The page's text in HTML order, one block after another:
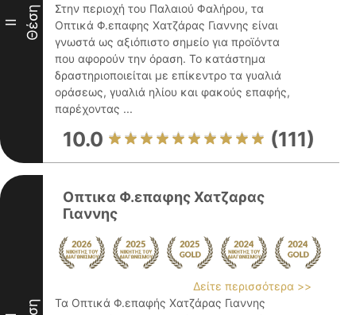
II Θέση
Στην περιοχή του Παλαιού Φαλήρου, τα
Οπτικά Φ.επαφης Χατζάρας Γιαννης είναι
γνωστά ως αξιόπιστο σημείο για προϊόντα
που αφορούν την όραση. Το κατάστημα
δραστηριοποιείται με επίκεντρο τα γυαλιά
οράσεως, γυαλιά ηλίου και φακούς επαφής,
παρέχοντας ...
10.0 (111)
Οπτικα Φ.επαφης Χατζαρας
Γιαννης
Δείτε περισσότερα >>
Τα Οπτικά Φ.επαφής Χατζάρας Γιαννης